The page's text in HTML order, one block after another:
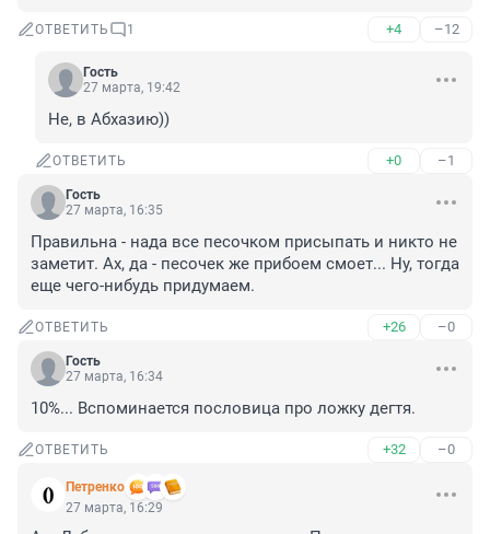
ОТВЕТИТЬ 1 +4 –12
Гость
27 марта, 19:42
Не, в Абхазию))
ОТВЕТИТЬ +0 –1
Гость
27 марта, 16:35
Правильна - нада все песочком присыпать и никто не
заметит. Ах, да - песочек же прибоем смоет... Ну, тогда
еще чего-нибудь придумаем.
ОТВЕТИТЬ +26 –0
Гость
27 марта, 16:34
10%... Вспоминается пословица про ложку дегтя.
ОТВЕТИТЬ +32 –0
Петренко
27 марта, 16:29